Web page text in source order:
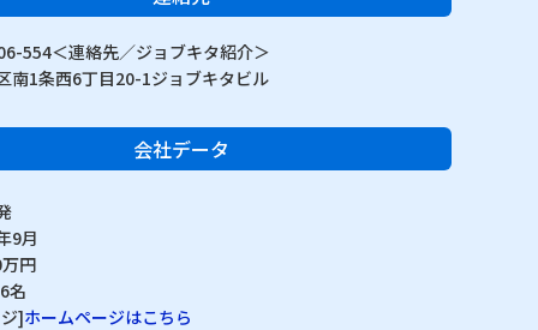
554＜連絡先／ジョブキタ紹介＞
南1条西6丁目20-1ジョブキタビル
会社データ
9月
円
名
]ホームページはこちら